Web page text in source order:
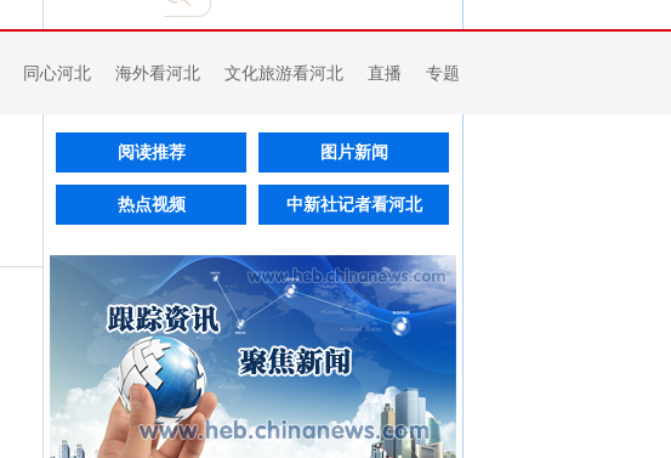
同心河北 海外看河北 文化旅游看河北 直播 专题
阅读推荐 图片新闻
热点视频 中新社记者看河北